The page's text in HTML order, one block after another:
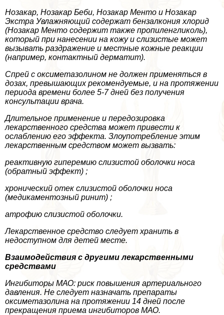
Нозакар, Нозакар Беби, Нозакар Менто и Нозакар
Экстра Увлажняющий содержат бензалкония хлорид
(Нозакар Менто содержит также пропиленгликоль),
который при нанесении на кожу и слизистые может
вызывать раздражение и местные кожные реакции
(например, контактный дерматит).
Спрей с оксиметазолином не должен применяться в
дозах, превышающих рекомендуемые, и на протяжении
периода времени более 5-7 дней без получения
консультации врача.
Длительное применение и передозировка
лекарственного средства может привести к
ослаблению его эффекта. Злоупотрeбление этим
лекарственным средством может вызвать:
реактивную гиперемию слизистой оболочки носа
(обратный эффект) ;
хронический отек слизистой оболочки носа
(медикаментозный ринит) ;
атрофию слизистой оболочки.
Лекарственное средство следует хранить в
недоступном для детей месте.
Взаимодействия с другими лекарственными
средствами
Ингибиторы МАО: риск повышения артериального
давления. Не следует назначать препараты
оксиметазолина на протяжении 14 дней после
прекращения приема ингибиторов МАО.